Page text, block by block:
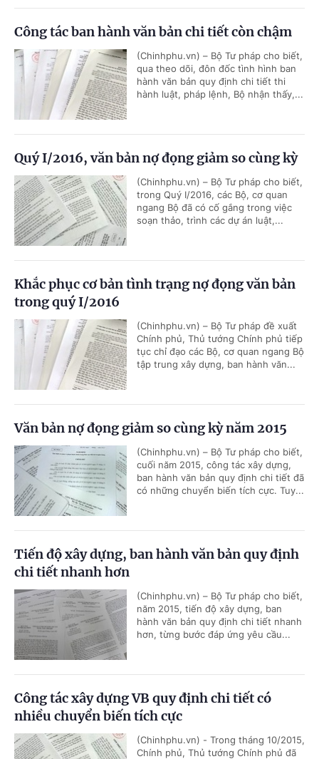
Công tác ban hành văn bản chi tiết còn chậm
(Chinhphu.vn) – Bộ Tư pháp cho biết,
qua theo dõi, đôn đốc tình hình ban
hành văn bản quy định chi tiết thi
hành luật, pháp lệnh, Bộ nhận thấy,...
Quý I/2016, văn bản nợ đọng giảm so cùng kỳ
(Chinhphu.vn) – Bộ Tư pháp cho biết,
trong Quý I/2016, các Bộ, cơ quan
ngang Bộ đã có cố gắng trong việc
soạn thảo, trình các dự án luật,...
Khắc phục cơ bản tình trạng nợ đọng văn bản
trong quý I/2016
(Chinhphu.vn) – Bộ Tư pháp đề xuất
Chính phủ, Thủ tướng Chính phủ tiếp
tục chỉ đạo các Bộ, cơ quan ngang Bộ
tập trung xây dựng, ban hành văn...
Văn bản nợ đọng giảm so cùng kỳ năm 2015
(Chinhphu.vn) – Bộ Tư pháp cho biết,
cuối năm 2015, công tác xây dựng,
ban hành văn bản quy định chi tiết đã
có những chuyển biến tích cực. Tuy...
Tiến độ xây dựng, ban hành văn bản quy định
chi tiết nhanh hơn
(Chinhphu.vn) – Bộ Tư pháp cho biết,
năm 2015, tiến độ xây dựng, ban
hành văn bản quy định chi tiết nhanh
hơn, từng bước đáp ứng yêu cầu...
Công tác xây dựng VB quy định chi tiết có
nhiều chuyển biến tích cực
(Chinhphu.vn) - Trong tháng 10/2015,
Chính phủ, Thủ tướng Chính phủ đã